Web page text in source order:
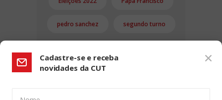
pedro sanchez segundo turno
Cadastre-se e receba
novidades da CUT